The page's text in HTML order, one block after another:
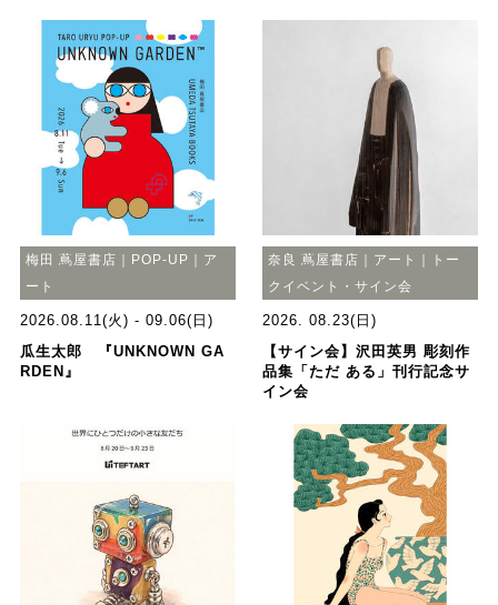
梅田 蔦屋書店｜POP-UP｜ア
ート
2026.08.11(火) - 09.06(日)
瓜生太郎 『UNKNOWN GA
RDEN』
奈良 蔦屋書店｜アート｜トー
クイベント・サイン会
2026. 08.23(日)
【サイン会】沢田英男 彫刻作
品集「ただ ある」刊行記念サ
イン会